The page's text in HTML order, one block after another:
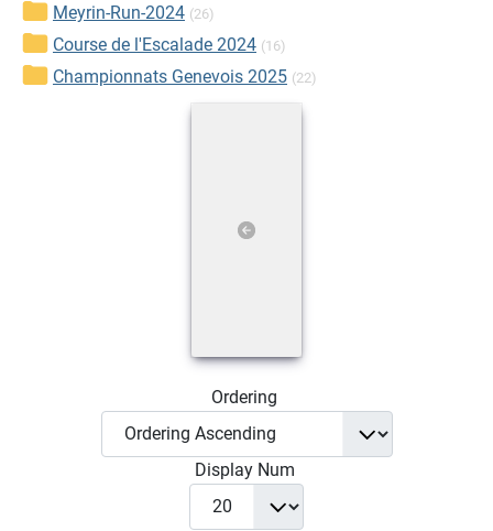
Meyrin-Run-2024 (26)
Course de l'Escalade 2024 (16)
Championnats Genevois 2025 (22)
Ordering
Display Num